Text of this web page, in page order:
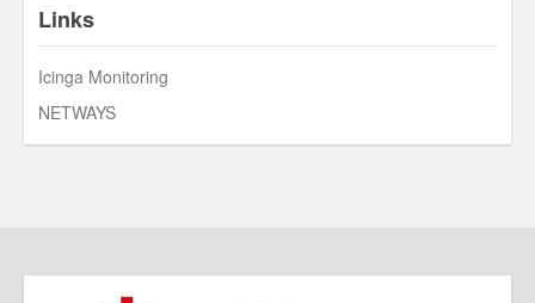
Links
Icinga Monitoring
NETWAYS